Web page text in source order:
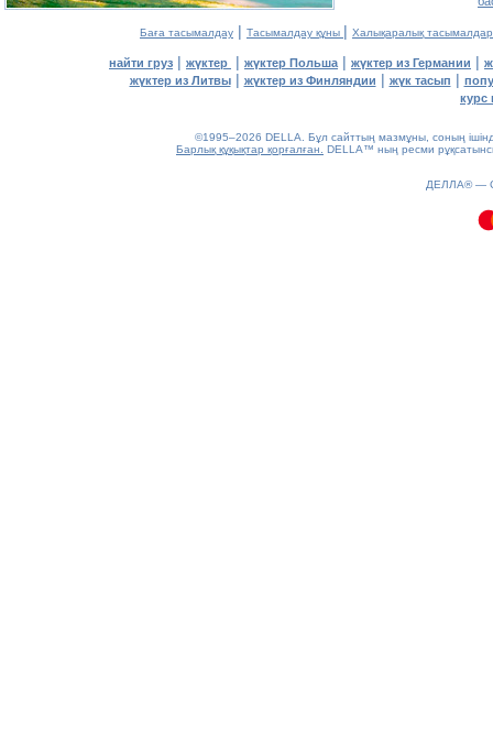
Баға тасымалдау | Тасымалдау құны | Халықаралық
найти груз | жүктер | жүктер Польша | жүктер из Германии |
жүктер из Литвы| жүктер из Финляндии | жүк тасып |
курс
©1995–2026 DELLA. Бұл сайттың мазмұны, соның
Барлық құқықтар қорғалған.
DELLA™ ның ресми
ДЕЛЛА® —